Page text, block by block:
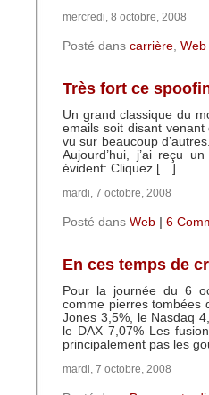
mercredi, 8 octobre, 2008
Posté dans carrière, Web
Très fort ce
Un grand classique du
emails soit disant venant
vu sur beaucoup
Aujourd’hui, j’ai reçu
évident: Cliquez […]
mardi, 7 octobre, 2008
Posté dans Web 6
En ces temps de
Pour la journée du 6
comme pierres tombées
Jones 3,5%, le Nasdaq
le DAX 7,07% Les
principalement pas les
mardi, 7 octobre, 2008